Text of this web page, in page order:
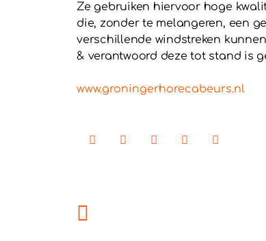
Ze gebruiken hiervoor hoge
die, zonder te melangeren, een
verschillende windstreken
& verantwoord deze tot stand is
www.groningerhorecabeurs.nl